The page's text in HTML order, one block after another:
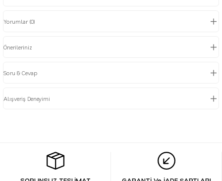
Yorumlar (0)
Önerileriniz
Soru & Cevap
Alışveriş Deneyimi